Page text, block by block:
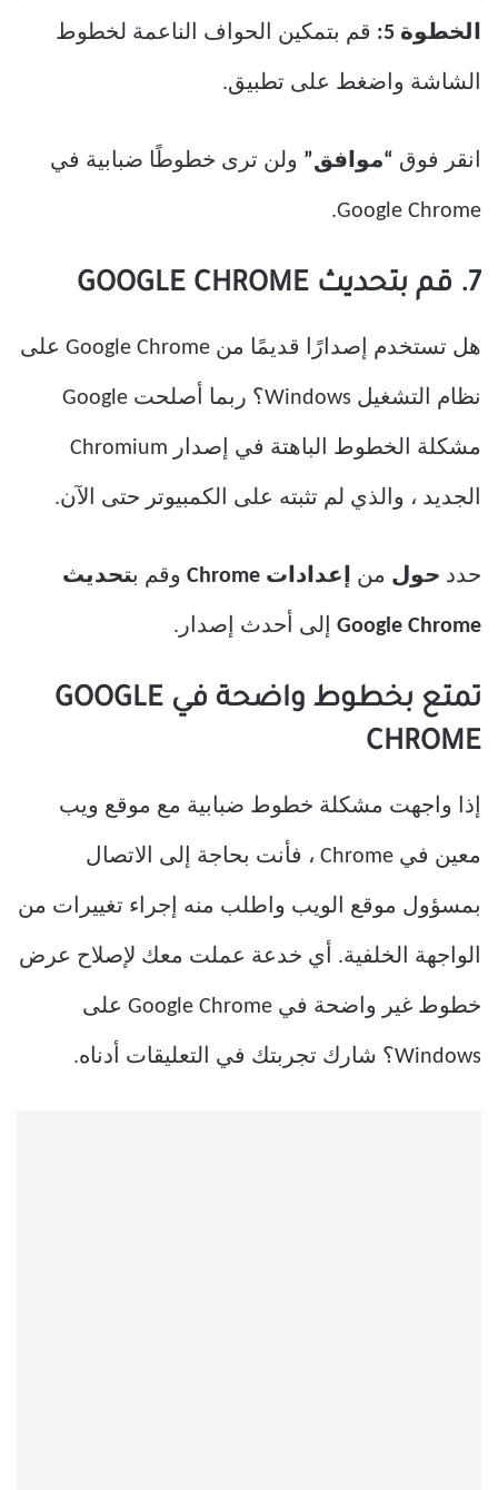
الخطوة 5: قم بتمكين الحواف الناعمة لخطوط
الشاشة واضغط على تطبيق.
انقر فوق “موافق” ولن ترى خطوطًا ضبابية في
Google Chrome.
7. قم بتحديث GOOGLE CHROME
هل تستخدم إصدارًا قديمًا من Google Chrome على
نظام التشغيل Windows؟ ربما أصلحت Google
مشكلة الخطوط الباهتة في إصدار Chromium
الجديد ، والذي لم تثبته على الكمبيوتر حتى الآن.
حدد حول من إعدادات Chrome وقم بتحديث
Google Chrome إلى أحدث إصدار.
تمتع بخطوط واضحة في GOOGLE
CHROME
إذا واجهت مشكلة خطوط ضبابية مع موقع ويب
معين في Chrome ، فأنت بحاجة إلى الاتصال
بمسؤول موقع الويب واطلب منه إجراء تغييرات من
الواجهة الخلفية. أي خدعة عملت معك لإصلاح عرض
خطوط غير واضحة في Google Chrome على
Windows؟ شارك تجربتك في التعليقات أدناه.